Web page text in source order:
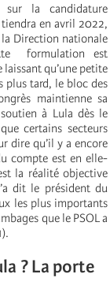
la candidature
en avril 2022,
la Direction nationale
formulation est
qu’une petite
plus tard, le bloc des
maintienne sa
à Lula dès le
certains secteurs
dire qu’il y a encore
compte est en elle-
la réalité objective
dit le président du
les plus importants
que le PSOL a
? La porte